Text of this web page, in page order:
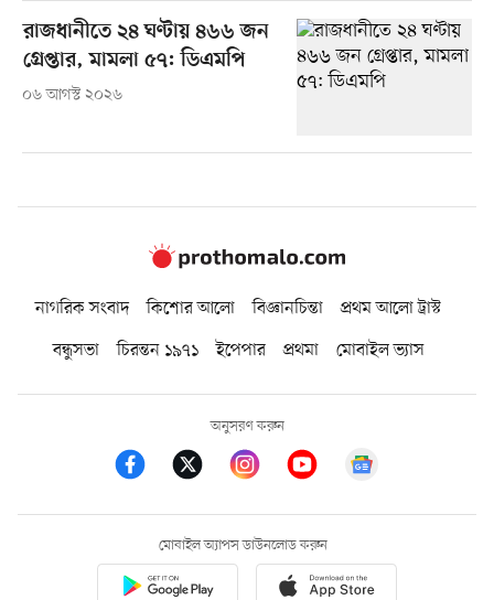
রাজধানীতে ২৪ ঘণ্টায় ৪৬৬ জন
গ্রেপ্তার, মামলা ৫৭: ডিএমপি
০৬ আগস্ট ২০২৬
নাগরিক সংবাদ কিশোর আলো বিজ্ঞানচিন্তা
প্রথম আলো ট্রাস্ট
বন্ধুসভা
চিরন্তন ১৯৭১ ইপেপার প্রথমা মোবাইল ভ্যাস
অনুসরণ করুন
মোবাইল অ্যাপস ডাউনলোড করুন